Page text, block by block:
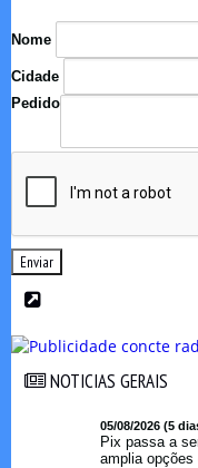
Nome
Cidade
Pedido
Enviar
NOTICIAS GERAIS
05/08/2026 (5
Pix passa a
amplia opções